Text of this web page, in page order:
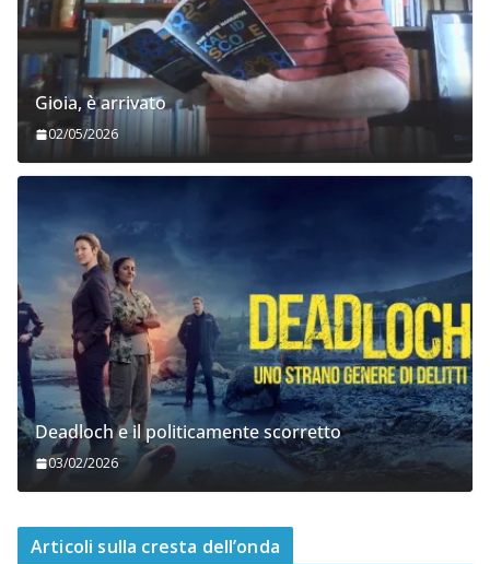
Gioia, è arrivato
02/05/2026
Deadloch e il politicamente scorretto
03/02/2026
Articoli sulla cresta dell’onda